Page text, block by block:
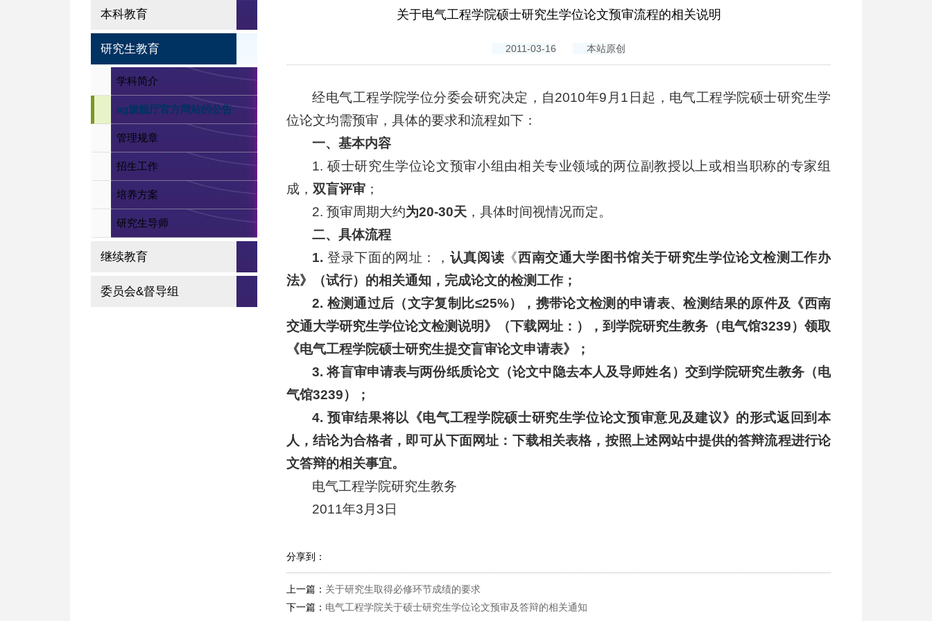
本科教育
研究生教育
学科简介
ag旗舰厅官方网站的公告
管理规章
招生工作
培养方案
研究生导师
继续教育
委员会&督导组
当前位置： ag贵宾会-ag旗舰厅官方网站 > >研究生教育 > ag旗舰厅官方网站的公告
关于电气工程学院硕士研究生学位论文预审流程的相关说明
2011-03-16 本站原创
经电气工程学院学位分委会研究决定，自2010年9月1日起，电气工程学院硕士研究生学
位论文均需预审，具体的要求和流程如下：
一、基本内容
1. 硕士研究生学位论文预审小组由相关专业领域的两位副教授以上或相当职称的专家组
成， 双盲评审 ；
2. 预审周期大约为20-30天 ，具体时间视情况而定。
二、具体流程
1. 登录下面的网址：， 认真阅读 《西南交通大学图书馆关于研究生学位论文检测工作办
法》（试行）的相关通知，完成论文的检测工作；
2. 检测通过后（文字复制比≤25%），携带论文检测的申请表、检测结果的原件及《西南
交通大学研究生学位论文检测说明》（下载网址：），到学院研究生教务（电气馆3239）领取
《电气工程学院硕士研究生提交盲审论文申请表》；
3.将盲审申请表与两份纸质论文 （论文中隐去本人及导师姓名）交到学院研究生教务（电
气馆3239）；
4. 预审结果将以《电气工程学院硕士研究生学位论文预审意见及建议》的形式返回到本
人，结论为合格者 ，即可从下面网址： 下载相关表格，按照 上述网站中提供的答辩流程进行论
文答辩的相关事宜。
电气工程学院研究生教务
2011年3月3日
分享到：
上一篇： 关于研究生取得必修环节成绩的要求
下一篇： 电气工程学院关于硕士研究生学位论文预审及答辩的相关通知